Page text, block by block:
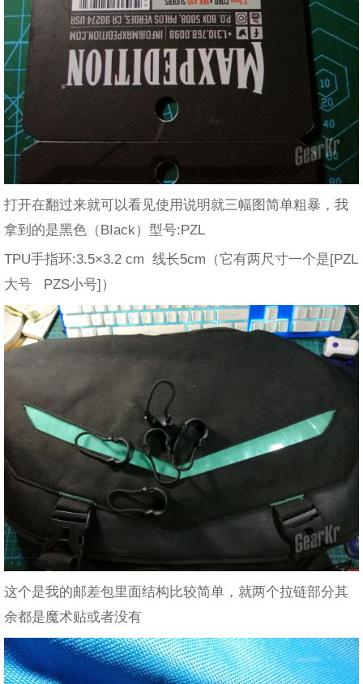
打开在翻过来就可以看见使用说明就三幅图简单粗暴，我
拿到的是黑色（BIack）型号:PZL
TPU手指环:3.5×3.2 cm 线长5cm（它有两尺寸一个是[PZL
大号 PZS小号]）
这个是我的邮差包里面结构比较简单，就两个拉链部分其
余都是魔术贴或者没有